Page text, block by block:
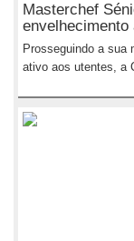
Masterchef
envelhecimento
Prosseguindo a sua
ativo aos utentes, a